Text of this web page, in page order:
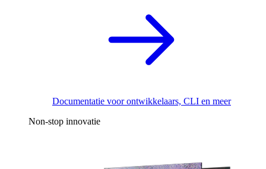
Documentatie voor ontwikkelaars, CLI en meer
Non-stop innovatie